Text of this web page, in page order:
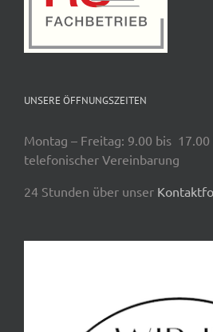
UNSERE ÖFFNUNGSZEITEN
Montag – Freitag: 9.00 bis 17.00
telefonischer Vereinbarung
24 Stunden über unser